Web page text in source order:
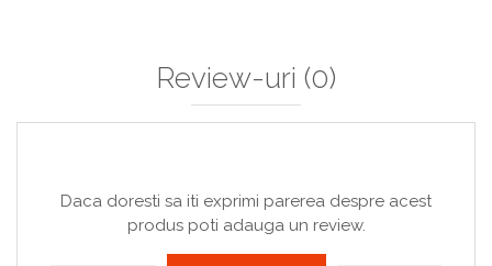
Review-uri (0)
Daca doresti sa iti exprimi parerea despre acest
produs poti adauga un review.